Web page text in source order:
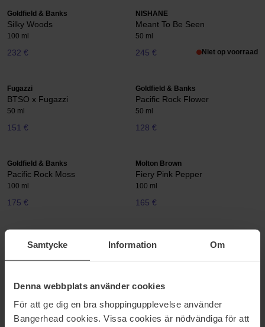
Samtycke Information Om
Denna webbplats använder cookies
För att ge dig en bra shoppingupplevelse använder
Bangerhead cookies. Vissa cookies är nödvändiga för att
Goldfield & Banks
Silky Woods
100 ml
232 €
NISHANE
Meant To Be Seen
50 ml
245 € Niet op voorraad
Fugazzi
BTSO x Fugazzi
50 ml
151 €
Goldfield & Banks
Pacific Rock Flower
50 ml
128 €
Goldfield & Banks
Pacific Rock Moss
100 ml
175 €
Molton Brown
Fiery Pink Pepper
100 ml
165 €
Oud for Greatness
50 ml
Narcotic Delight
50 ml
BornToStandOut
Oud Candy Extrait Extrême
Goldfield & Banks
Ingenious Ginger